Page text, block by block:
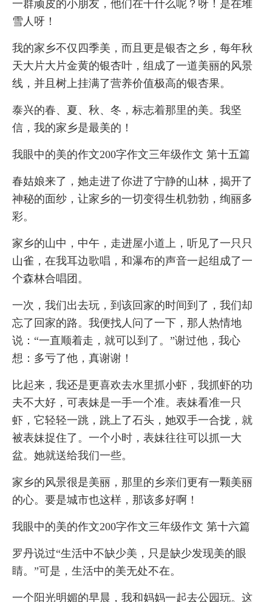
一群顽皮的小朋友，他们在干什么呢？呀！是在堆
雪人呀！
我的家乡不仅四季美，而且更是银杏之乡，每年秋
天大片大片金黄的银杏叶，组成了一道美丽的风景
线，并且树上挂满了营养价值极高的银杏果。
泰兴的春、夏、秋、冬，标志着那里的美。我坚
信，我的家乡是最美的！
我眼中的美的作文200字作文三年级作文 第十五篇
春姑娘来了，她走进了你进了宁静的山林，揭开了
神秘的面纱，让家乡的一切变得生机勃勃，绚丽多
彩。
家乡的山中，中午，走进屋小道上，听见了一只只
山雀，在我耳边歌唱，和瀑布的声音一起组成了一
个森林合唱团。
一次，我们出去玩，到该回家的时间到了，我们却
忘了回家的路。我便找人问了一下，那人热情地
说：“一直顺着走，就可以到了。”谢过他，我心
想：多亏了他，真谢谢！
比起来，我还是更喜欢去水里抓小虾，我抓虾的功
夫不大好，可表妹是一手一个准。表妹看准一只
虾，它轻轻一跳，跳上了石头，她双手一合拢，就
被表妹捉住了。一个小时，表妹往往可以抓一大
盆。她就送给我们一些。
家乡的风景很是美丽，那里的乡亲们更有一颗美丽
的心。要是城市也这样，那该多好啊！
我眼中的美的作文200字作文三年级作文 第十六篇
罗丹说过“生活中不缺少美，只是缺少发现美的眼
睛。”可是，生活中的美无处不在。
一个阳光明媚的早晨，我和妈妈一起去公园玩。这